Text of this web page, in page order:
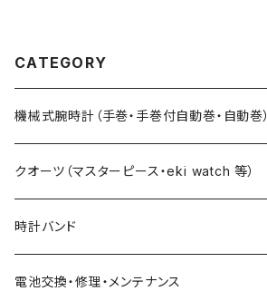
徴的な機械式 ・
裏蓋スケルトン×
SOMES別注・国
産高級車シート
クロコダイル・ス
テンレスメッシ
CATEGORY
機械式腕時計（手巻・手巻付自動巻・自動巻）
藤原和博プロデュース（限定モデル）
限定モデル
urushi kiso 機械式
手巻腕時計 THE SPQR
クオーツ（マスターピース・eki watch 等）
限定モデル
藤原和博プロデュース（限定）
時計バンド
クロコダイル（20・18・17・14mm）
電池交換・修理・メンテナンス